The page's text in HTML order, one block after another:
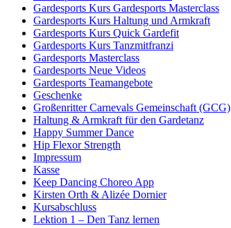
Gardesports Kurs Gardesports Masterclass
Gardesports Kurs Haltung und Armkraft
Gardesports Kurs Quick Gardefit
Gardesports Kurs Tanzmitfranzi
Gardesports Masterclass
Gardesports Neue Videos
Gardesports Teamangebote
Geschenke
Großenritter Carnevals Gemeinschaft (GCG)
Haltung & Armkraft für den Gardetanz
Happy Summer Dance
Hip Flexor Strength
Impressum
Kasse
Keep Dancing Choreo App
Kirsten Orth & Alizée Dornier
Kursabschluss
Lektion 1 – Den Tanz lernen